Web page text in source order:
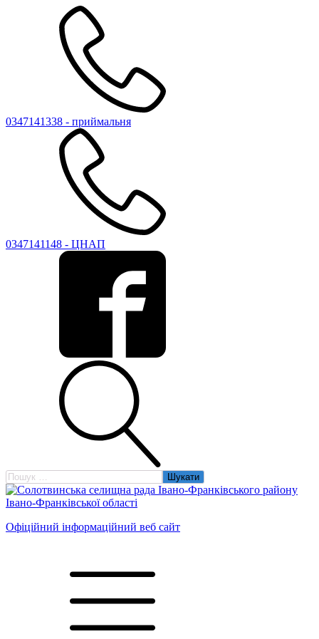
0347141338 - приймальня
0347141148 - ЦНАП
Пошук:
Офіційний інформаційний веб сайт